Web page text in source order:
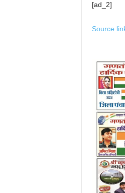
[ad_2]
Source